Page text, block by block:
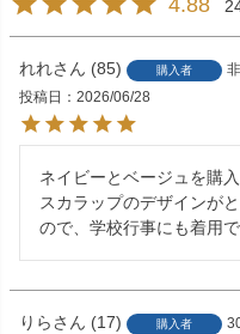
れれ 85 購入者
投稿日
2026/06/28
ネイビーとベージュを購入
スカラップのデザインが
ので、学校行事にも着用で
りら 17 購入者